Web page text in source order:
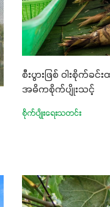
စီးပွားဖြစ် ဝါးစိုက်ခ
အဓိကစိုက်ပျိုးသင့်
စိုက်ပျိုးရေးသတင်း